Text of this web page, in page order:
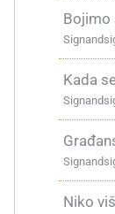
Bojimo
Kada
Niko